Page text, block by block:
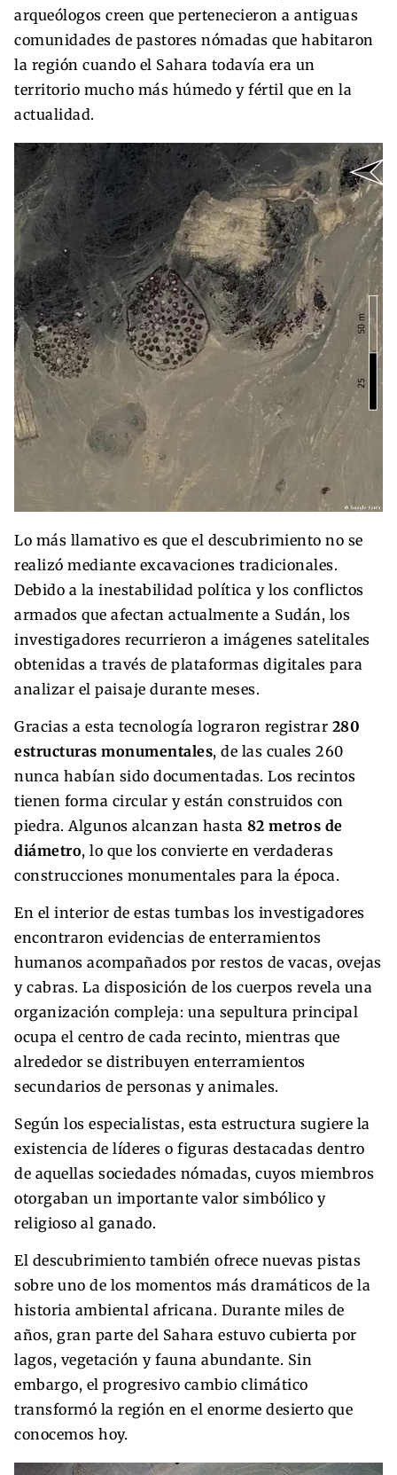
arqueólogos creen que pertenecieron a antiguas
comunidades de pastores nómadas que habitaron
la región cuando el Sahara todavía era un
territorio mucho más húmedo y fértil que en la
actualidad.
Lo más llamativo es que el descubrimiento no se
realizó mediante excavaciones tradicionales.
Debido a la inestabilidad política y los conflictos
armados que afectan actualmente a Sudán, los
investigadores recurrieron a imágenes satelitales
obtenidas a través de plataformas digitales para
analizar el paisaje durante meses.
Gracias a esta tecnología lograron registrar 280
estructuras monumentales, de las cuales 260
nunca habían sido documentadas. Los recintos
tienen forma circular y están construidos con
piedra. Algunos alcanzan hasta 82 metros de
diámetro, lo que los convierte en verdaderas
construcciones monumentales para la época.
En el interior de estas tumbas los investigadores
encontraron evidencias de enterramientos
humanos acompañados por restos de vacas, ovejas
y cabras. La disposición de los cuerpos revela una
organización compleja: una sepultura principal
ocupa el centro de cada recinto, mientras que
alrededor se distribuyen enterramientos
secundarios de personas y animales.
Según los especialistas, esta estructura sugiere la
existencia de líderes o figuras destacadas dentro
de aquellas sociedades nómadas, cuyos miembros
otorgaban un importante valor simbólico y
religioso al ganado.
El descubrimiento también ofrece nuevas pistas
sobre uno de los momentos más dramáticos de la
historia ambiental africana. Durante miles de
años, gran parte del Sahara estuvo cubierta por
lagos, vegetación y fauna abundante. Sin
embargo, el progresivo cambio climático
transformó la región en el enorme desierto que
conocemos hoy.